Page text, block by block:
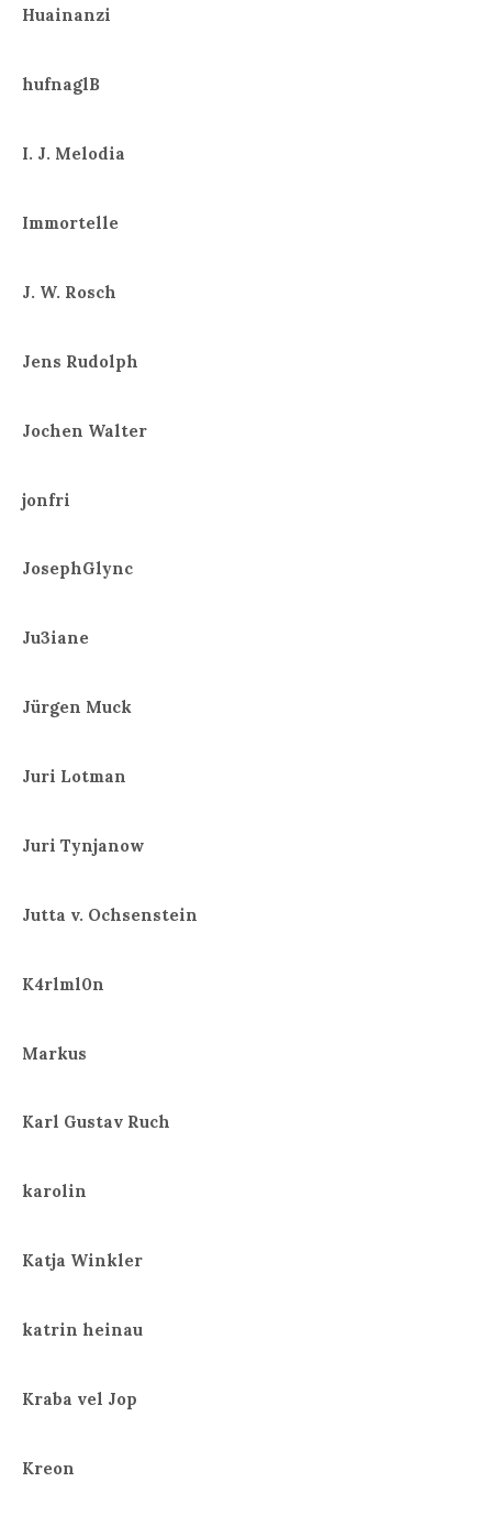
Huainanzi
hufnaglB
I. J. Melodia
Immortelle
J. W. Rosch
Jens Rudolph
Jochen Walter
jonfri
JosephGlync
Ju3iane
Jürgen Muck
Juri Lotman
Juri Tynjanow
Jutta v. Ochsenstein
K4rlml0n
Markus
Karl Gustav Ruch
karolin
Katja Winkler
katrin heinau
Kraba vel Jop
Kreon